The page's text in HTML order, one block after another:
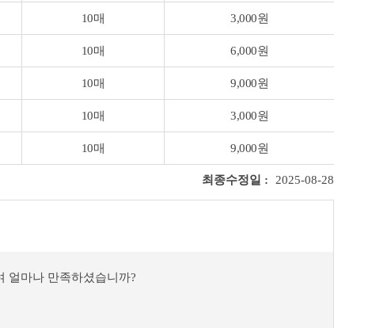
10매 3,000원
10매 6,000원
10매 9,000원
10매 3,000원
10매 9,000원
최종수정일 : 2025-08-28
얼마나 만족하셨습니까?